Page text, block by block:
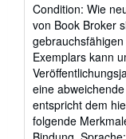
5
out
of
5
Condition: Wie
von Book Broker
Exemplars kann
eine
entspricht dem
folgende